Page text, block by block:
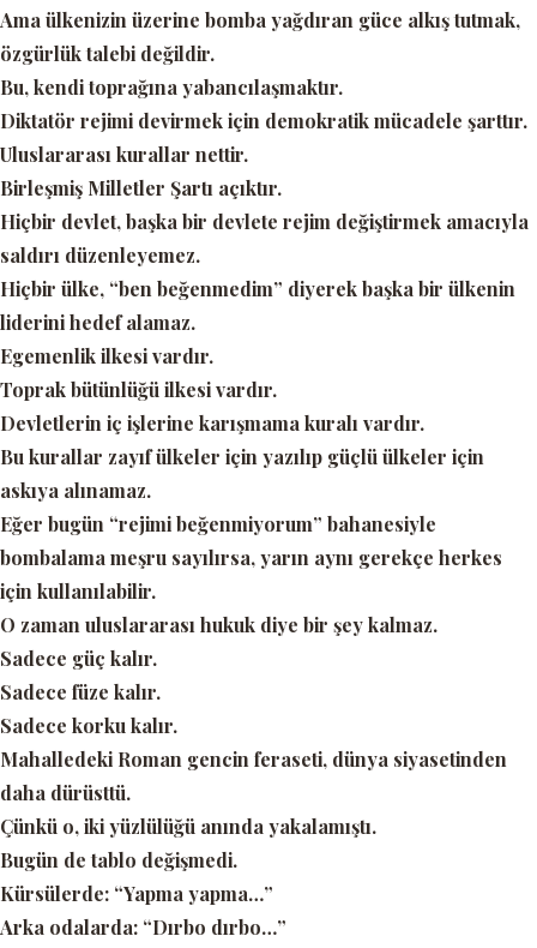
Ama ülkenizin üzerine bomba yağdıran güce alkış tutmak,
özgürlük talebi değildir.
Bu, kendi toprağına yabancılaşmaktır.
Diktatör rejimi devirmek için demokratik mücadele şarttır.
Uluslararası kurallar nettir.
Birleşmiş Milletler Şartı açıktır.
Hiçbir devlet, başka bir devlete rejim değiştirmek amacıyla
saldırı düzenleyemez.
Hiçbir ülke, “ben beğenmedim” diyerek başka bir ülkenin
liderini hedef alamaz.
Egemenlik ilkesi vardır.
Toprak bütünlüğü ilkesi vardır.
Devletlerin iç işlerine karışmama kuralı vardır.
Bu kurallar zayıf ülkeler için yazılıp güçlü ülkeler için
askıya alınamaz.
Eğer bugün “rejimi beğenmiyorum” bahanesiyle
bombalama meşru sayılırsa, yarın aynı gerekçe herkes
için kullanılabilir.
O zaman uluslararası hukuk diye bir şey kalmaz.
Sadece güç kalır.
Sadece füze kalır.
Sadece korku kalır.
Mahalledeki Roman gencin feraseti, dünya siyasetinden
daha dürüsttü.
Çünkü o, iki yüzlülüğü anında yakalamıştı.
Bugün de tablo değişmedi.
Kürsülerde: “Yapma yapma…”
Arka odalarda: “Dırbo dırbo…”